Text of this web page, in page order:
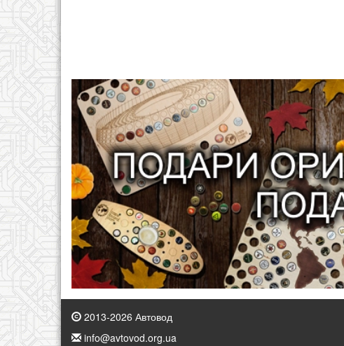
2013-2026 Автовод
info@avtovod.org.ua